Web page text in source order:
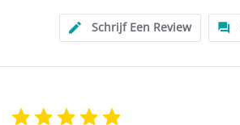
Schrijf Een Review